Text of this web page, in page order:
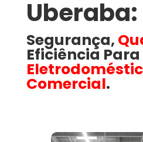
Uberaba​:
Segurança,
Eficiência Para
Comercial.